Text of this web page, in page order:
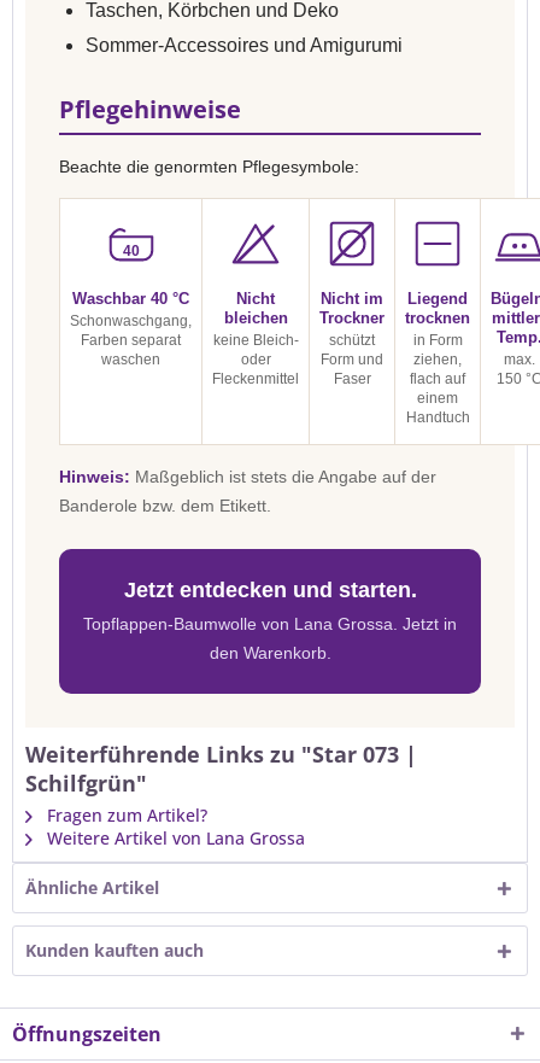
Taschen, Körbchen und Deko
Sommer-Accessoires und Amigurumi
Pflegehinweise
Beachte die genormten Pflegesymbole:
40
Waschbar 40 °C
Schonwaschgang,
Farben separat
waschen
Nicht
bleichen
keine Bleich-
oder
Fleckenmittel
Nicht im
Trockner
schützt
Form und
Faser
Liegend
trocknen
in Form
ziehen,
flach auf
einem
Handtuch
max.
150
Hinweis: Maßgeblich ist stets die Angabe auf der
Banderole bzw. dem Etikett.
Jetzt entdecken und starten.
Topflappen-Baumwolle von Lana Grossa. Jetzt in
den Warenkorb.
Weiterführende Links zu "Star 073 |
Schilfgrün"
Fragen zum Artikel?
Weitere Artikel von Lana Grossa
Ähnliche Artikel
Kunden kauften auch
Öffnungszeiten